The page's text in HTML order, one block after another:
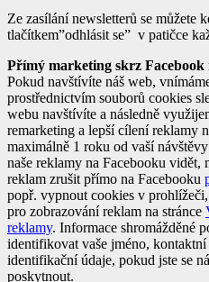
Ze zasílání newsletterů se můžete
tlačítkem”odhlásit se” v patičce
Přímý marketing skrz Facebook
Pokud navštívíte náš web,
prostřednictvím souborů cookies
webu navštívíte a následně
remarketing a lepší cílení reklamy
maximálně 1 roku od vaší
naše reklamy na Facebooku vidět,
reklam zrušit přímo na Facebooku
popř. vypnout cookies v
pro zobrazování reklam na stránce
reklamy. Informace shromážděné
identifikovat vaše jméno,
identifikační údaje, pokud jste se
poskytnout.